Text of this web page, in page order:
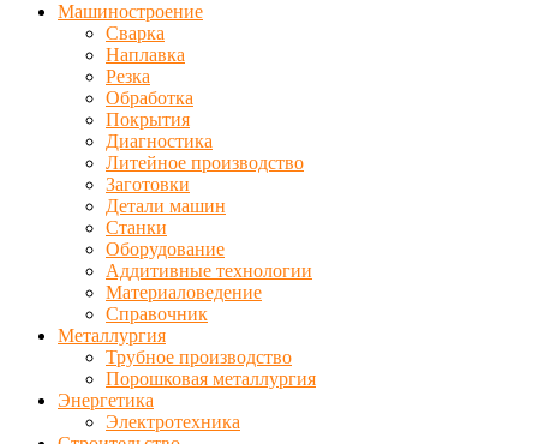
Машиностроение
Сварка
Наплавка
Резка
Обработка
Покрытия
Диагностика
Литейное производство
Заготовки
Детали машин
Станки
Оборудование
Аддитивные технологии
Материаловедение
Справочник
Металлургия
Трубное производство
Порошковая металлургия
Энергетика
Электротехника